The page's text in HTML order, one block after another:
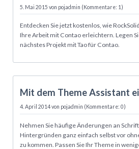
5. Mai 2015 von pojadmin (Kommentare: 1)
Entdecken Sie jetzt kostenlos, wie
Ihre Arbeit mit Contao erleichtern. Legen
nächstes Projekt mit Tao für Contao.
04.04.
Mit dem Theme Assistant
4. April 2014von pojadmin (Kommentare: 0)
Nehmen Sie häufige Änderungen an
Hintergründen ganz einfach selbst vor
zu kommen. Passen Sie Ihr Theme in